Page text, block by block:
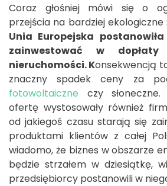
Coraz głośniej mówi się o
przejścia na bardziej ekologiczne
Unia Europejska
zainwestować w
nieruchomości. Konsekwencją
znaczny spadek ceny za
fotowoltaiczne czy
ofertę wystosowały również
od jakiegoś czasu starają się
produktami klientów z całej
wiadomo, że biznes w obszarze
będzie strzałem w dziesiątkę,
przedsiębiorcy postanowili w